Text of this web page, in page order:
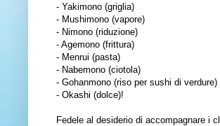
- Yakimono (griglia)
- Mushimono (vapore)
- Nimono (riduzione)
- Agemono (frittura)
- Menrui (pasta)
- Nabemono (ciotola)
- Gohanmono (riso per sushi di verdure)
- Okashi (dolce)!
Fedele al desiderio di accompagnare i